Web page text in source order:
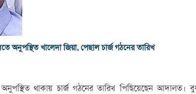
অনুপস্থিত খালেদা জিয়া, পেছাল চার্জ গঠনের তারিখ
অনুপস্থিত থাকায় চার্জ গঠনের তারিখ পিছিয়েছেন